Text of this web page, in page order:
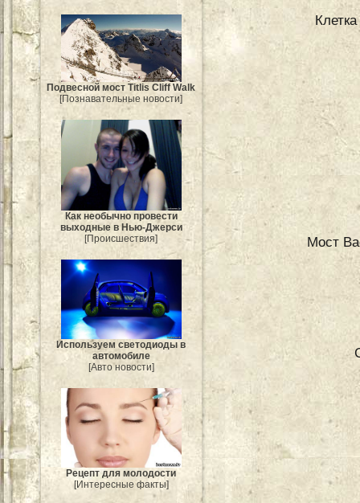
Подвесной мост Titlis Cliff Walk
[Познавательные новости]
Как необычно провести
выходные в Нью-Джерси
[Происшествия]
Используем светодиоды в
автомобиле
[Авто новости]
Рецепт для молодости
[Интересные факты]
Мост